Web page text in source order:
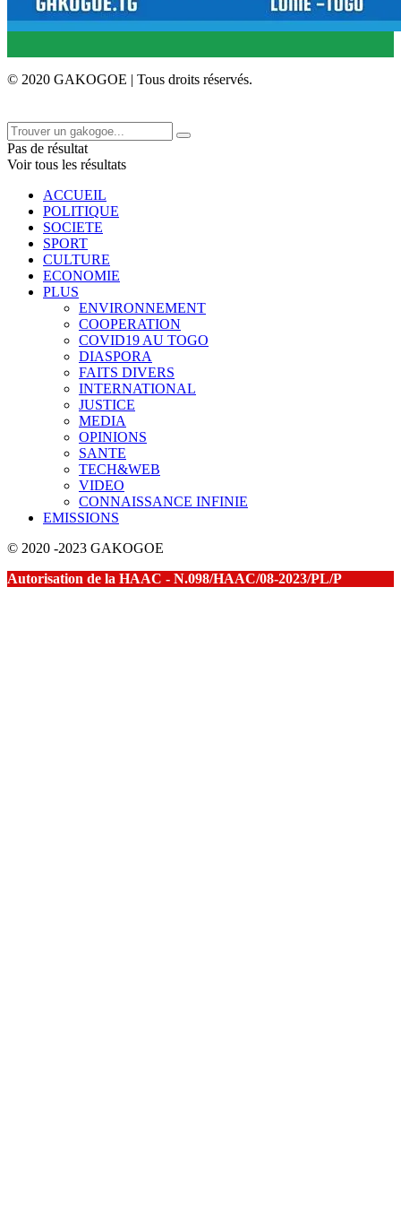
© 2020 GAKOGOE | Tous droits réservés.
Pas de résultat
Voir tous les résultats
ACCUEIL
POLITIQUE
SOCIETE
SPORT
CULTURE
ECONOMIE
PLUS
ENVIRONNEMENT
COOPERATION
COVID19 AU TOGO
DIASPORA
FAITS DIVERS
INTERNATIONAL
JUSTICE
MEDIA
OPINIONS
SANTE
TECH&WEB
VIDEO
CONNAISSANCE INFINIE
EMISSIONS
© 2020 -2023 GAKOGOE
Autorisation de la HAAC - N.098/HAAC/08-2023/PL/P